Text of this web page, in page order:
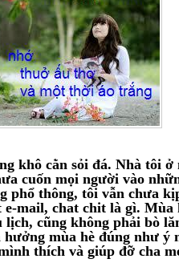
khô cằn sỏi đá. Nhà tôi ở
cuốn mọi người vào
thông, tôi vẫn chưa
mail, chat chit là gì. Mùa
cũng không phải bò
mùa hè đúng như ý
thích và giúp đỡ cha